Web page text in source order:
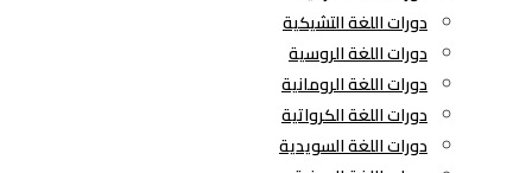
دورات اللغة التشيكية
دورات اللغة الروسية
دورات اللغة الرومانية
دورات اللغة الكرواتية
دورات اللغة السويدية